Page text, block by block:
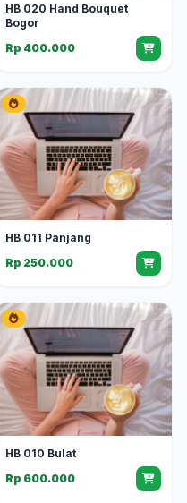
HB 020 Hand Bouquet
Bogor
Rp 400.000
HB 011 Panjang
Rp 250.000
HB 010 Bulat
Rp 600.000